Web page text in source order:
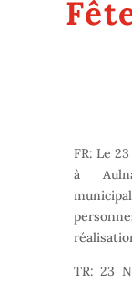
FR: Le
à
TR: 23